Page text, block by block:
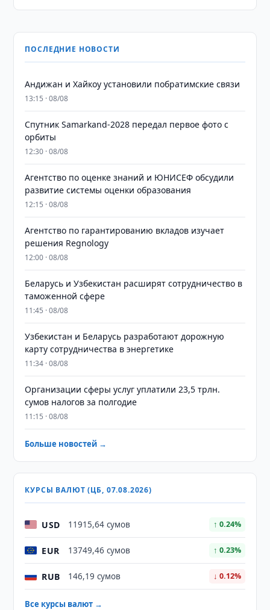
ПОСЛЕДНИЕ НОВОСТИ
Андижан и Хайкоу установили побратимские связи
13:15 · 08/08
Спутник Samarkand-2028 передал первое фото с
орбиты
12:30 · 08/08
Агентство по оценке знаний и ЮНИСЕФ обсудили
развитие системы оценки образования
12:15 · 08/08
Агентство по гарантированию вкладов изучает
решения Regnology
12:00 · 08/08
Беларусь и Узбекистан расширят сотрудничество в
таможенной сфере
11:45 · 08/08
Узбекистан и Беларусь разработают дорожную
карту сотрудничества в энергетике
11:34 · 08/08
Организации сферы услуг уплатили 23,5 трлн.
сумов налогов за полгодие
11:15 · 08/08
Больше новостей →
КУРСЫ ВАЛЮТ (ЦБ, 07.08.2026)
USD 11915,64 сумов ↑ 0.24%
EUR 13749,46 сумов ↑ 0.23%
RUB 146,19 сумов ↓ 0.12%
Все курсы валют →